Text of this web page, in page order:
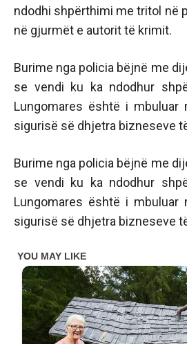
ndodhi shpërthimi me tritol në
në gjurmët e autorit të krimit.
Burime nga policia bëjnë me
se vendi ku ka ndodhur
Lungomares është i mbuluar
sigurisë së dhjetra bizneseve
Burime nga policia bëjnë me
se vendi ku ka ndodhur
Lungomares është i mbuluar
sigurisë së dhjetra bizneseve